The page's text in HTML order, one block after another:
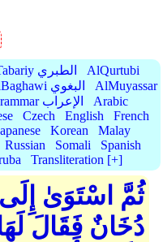
AtTabariy الطبري
AlQurtubi
AlBaghawi البغوي
AlMuyassar
Grammar الإعراب
Arabic
Czech English
French
Korean
Malay
Russian Somali
Spanish
Transliteration [+]
ثُمَّ اسْتَوَىٰ
دُخَانٌ فَقَالَ